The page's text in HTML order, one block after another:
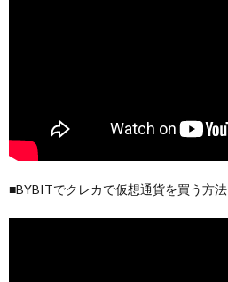
■BYBITでクレカで仮想通貨を買う方法